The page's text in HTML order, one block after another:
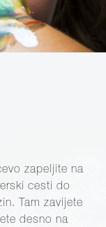
zapeljite na
cesti do
Tam zavijete
desno na